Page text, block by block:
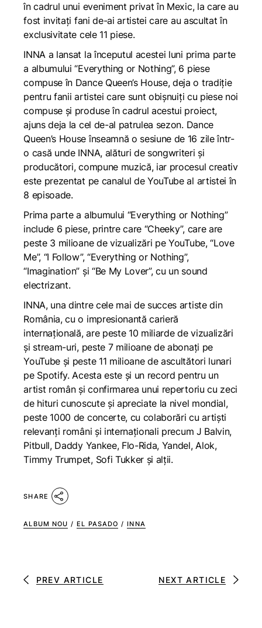
în cadrul unui eveniment privat în Mexic, la care au
fost invitați fani de-ai artistei care au ascultat în
exclusivitate cele 11 piese.
INNA a lansat la începutul acestei luni prima parte
a albumului “Everything or Nothing”, 6 piese
compuse în Dance Queen’s House, deja o tradiție
pentru fanii artistei care sunt obișnuiți cu piese noi
compuse și produse în cadrul acestui proiect,
ajuns deja la cel de-al patrulea sezon. Dance
Queen’s House înseamnă o sesiune de 16 zile într-
o casă unde INNA, alături de songwriteri și
producători, compune muzică, iar procesul creativ
este prezentat pe canalul de YouTube al artistei în
8 episoade.
Prima parte a albumului “Everything or Nothing”
include 6 piese, printre care “Cheeky”, care are
peste 3 milioane de vizualizări pe YouTube, “Love
Me”, “I Follow”, “Everything or Nothing”,
“Imagination” și “Be My Lover”, cu un sound
electrizant.
INNA, una dintre cele mai de succes artiste din
România, cu o impresionantă carieră
internațională, are peste 10 miliarde de vizualizări
și stream-uri, peste 7 milioane de abonați pe
YouTube și peste 11 milioane de ascultători lunari
pe Spotify. Acesta este și un record pentru un
artist român și confirmarea unui repertoriu cu zeci
de hituri cunoscute și apreciate la nivel mondial,
peste 1000 de concerte, cu colaborări cu artiști
relevanți români și internaționali precum J Balvin,
Pitbull, Daddy Yankee, Flo-Rida, Yandel, Alok,
Timmy Trumpet, Sofi Tukker și alții.
SHARE
ALBUM NOU / EL PASADO / INNA
PREV ARTICLE NEXT ARTICLE